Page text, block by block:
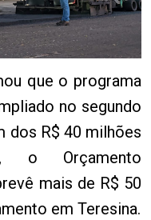
que o programa
no segundo
dos R$ 40 milhões
o Orçamento
mais de R$ 50
em Teresina.